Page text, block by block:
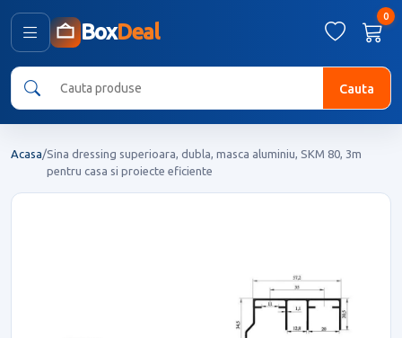
BoxDeal
0
Cauta
Acasa/Sina dressing superioara, dubla, masca aluminiu, SKM 80, 3m
pentru casa si proiecte eficiente